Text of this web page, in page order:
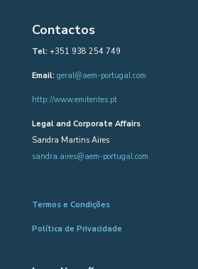
Contactos
Tel:+351 938 254 749
Email: geral@aem-portugal.com
http://www.emitentes.pt
Legal and Corporate Affairs
Sandra Martins Aires
sandra.aires@aem-portugal.com
Termos e Condições
Política de Privacidade